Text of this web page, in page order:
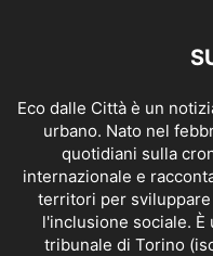
Eco dalle Città è un
urbano. Nato nel
quotidiani sulla
internazionale e
territori per
l'inclusione sociale.
tribunale di Torino